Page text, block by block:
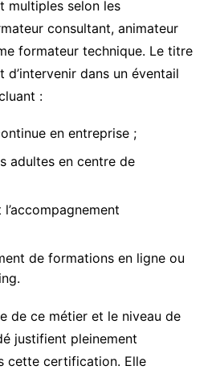
multiples selon les
consultant, animateur
formateur technique. Le titre
d’intervenir dans un éventail
:
en entreprise ;
adultes en centre de
de formations en ligne ou
de ce métier et le niveau de
justifient pleinement
cette certification. Elle